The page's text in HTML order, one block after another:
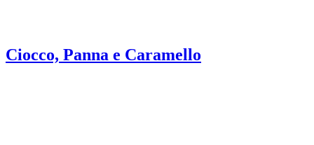
Ciocco, Panna e Caramello